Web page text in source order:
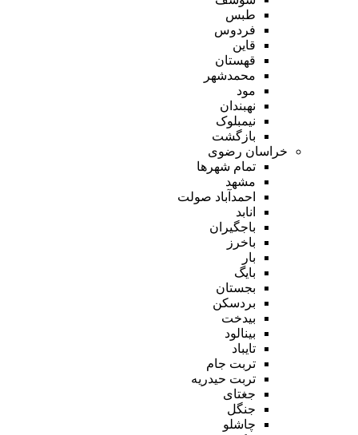
طبس
فردوس
قاین
قهستان
محمدشهر
مود
نهبندان
نیمبلوک
بازگشت
خراسان رضوی
تمام شهر‌ها
مشهد
احمدآباد صولت
انابد
باجگیران
باخرز
بار
بایگ
بجستان
بردسکن
بیدخت
بینالود
تایباد
تربت جام
تربت حیدریه
جغتای
جنگل
چاشلو